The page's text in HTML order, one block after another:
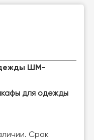
ШМ-
для одежды
Срок